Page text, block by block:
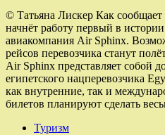
© Татьяна Лискер Как
начнёт работу первый в
авиакомпания Air Sphinx.
рейсов перевозчика станут
Air Sphinx представляет собой
египетского нацперевозчика
как внутренние, так и
билетов планируют сделать
Туризм